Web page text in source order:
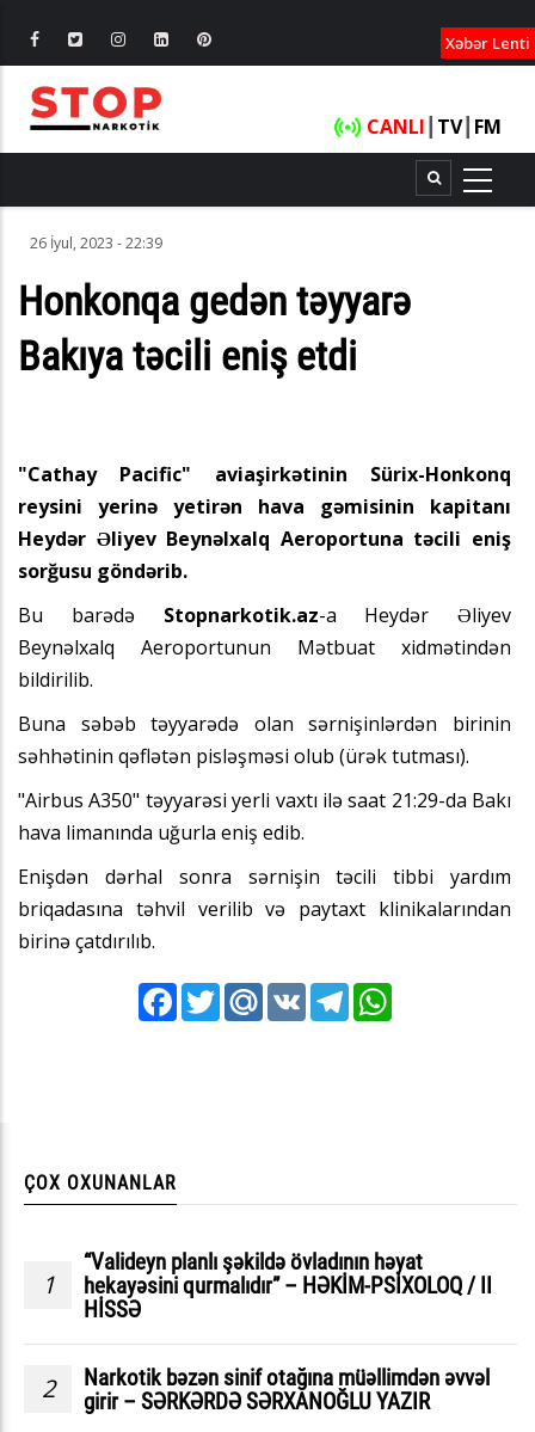
Xəbər Lenti
CANLI TV┃ FM
26 İyul, 2023 - 22:39
Honkonqa gedən təyyarə
Bakıya təcili eniş etdi
"Cathay Pacific" aviaşirkətinin Sürix-Honkonq
reysini yerinə yetirən hava gəmisinin kapitanı
Heydər Əliyev Beynəlxalq Aeroportuna təcili eniş
sorğusu göndərib.
Bu barədə Stopnarkotik.az-a Heydər Əliyev
Beynəlxalq Aeroportunun Mətbuat xidmətindən
bildirilib.
Buna səbəb təyyarədə olan sərnişinlərdən birinin
səhhətinin qəflətən pisləşməsi olub (ürək tutması).
"Airbus A350" təyyarəsi yerli vaxtı ilə saat 21:29-da Bakı
hava limanında uğurla eniş edib.
Enişdən dərhal sonra sərnişin təcili tibbi yardım
briqadasına təhvil verilib və paytaxt klinikalarından
birinə çatdırılıb.
FacebookTwitterMail.RuVK Telegram
ÇOX OXUNANLAR
1
“Valideyn planlı şəkildə övladının həyat
hekayəsini qurmalıdır” – HƏKİM-PSİXOLOQ / II
HİSSƏ
2
Narkotik bəzən sinif otağına müəllimdən əvvəl
girir – SƏRKƏRDƏ SƏRXANOĞLU YAZIR